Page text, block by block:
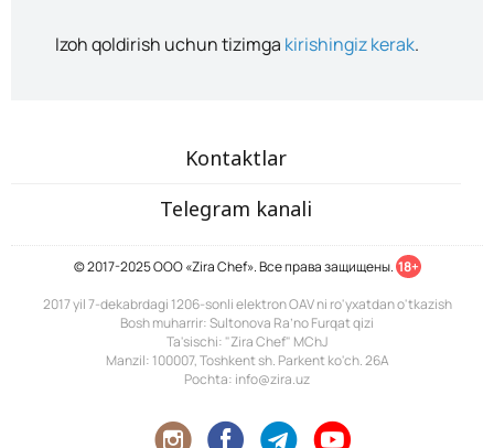
Izoh qoldirish uchun tizimga kirishingiz kerak.
Kontaktlar
Telegram kanali
© 2017-2025 ООО «Zira Chef». Все права защищены. 18+
2017 yil 7-dekabrdagi 1206-sonli elektron OAV ni ro'yxatdan o'tkazish
Bosh muharrir: Sultonova Ra’no Furqat qizi
Ta'sischi: "Zira Chef" MChJ
Manzil: 100007, Toshkent sh. Parkent ko'ch. 26A
Pochta: info@zira.uz